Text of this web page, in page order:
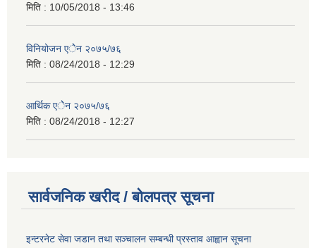
मिति : 10/05/2018 - 13:46
विनियोजन एेेन २०७५/७६
मिति : 08/24/2018 - 12:29
आर्थिक एेेन २०७५/७६
मिति : 08/24/2018 - 12:27
सार्वजनिक खरीद / बोलपत्र सूचना
इन्टरनेट सेवा जडान तथा सञ्चालन सम्बन्धी प्रस्ताव आह्वान सूचना